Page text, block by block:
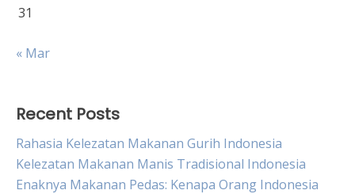
31
« Mar
Recent Posts
Rahasia Kelezatan Makanan Gurih Indonesia
Kelezatan Makanan Manis Tradisional Indonesia
Enaknya Makanan Pedas: Kenapa Orang Indonesia